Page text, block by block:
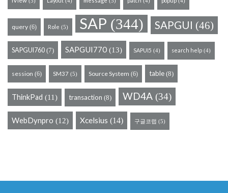
query (6) Role (5) SAP (344) SAPGUI (46)
SAPGUI760 (7) SAPGUI770 (13) SAPUI5 (4) search help (4)
session (6) SM37 (5) Source System (6) table (8)
ThinkPad (11) transaction (8) WD4A (34)
WebDynpro (12) Xcelsius (14) 구글코랩 (5)